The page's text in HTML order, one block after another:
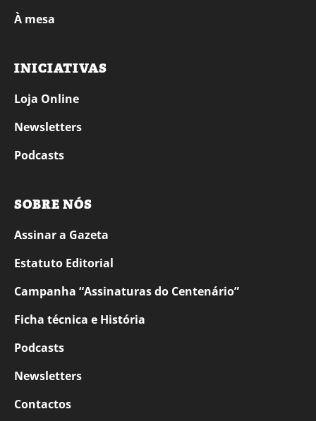
À mesa
INICIATIVAS
Loja Online
Newsletters
Podcasts
SOBRE NÓS
Assinar a Gazeta
Estatuto Editorial
Campanha “Assinaturas do Centenário”
Ficha técnica e História
Podcasts
Newsletters
Contactos